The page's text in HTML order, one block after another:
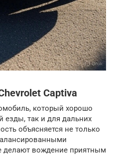
Captiva
который хорошо
езды, так и для дальних
объясняется не только
делают вождение приятным